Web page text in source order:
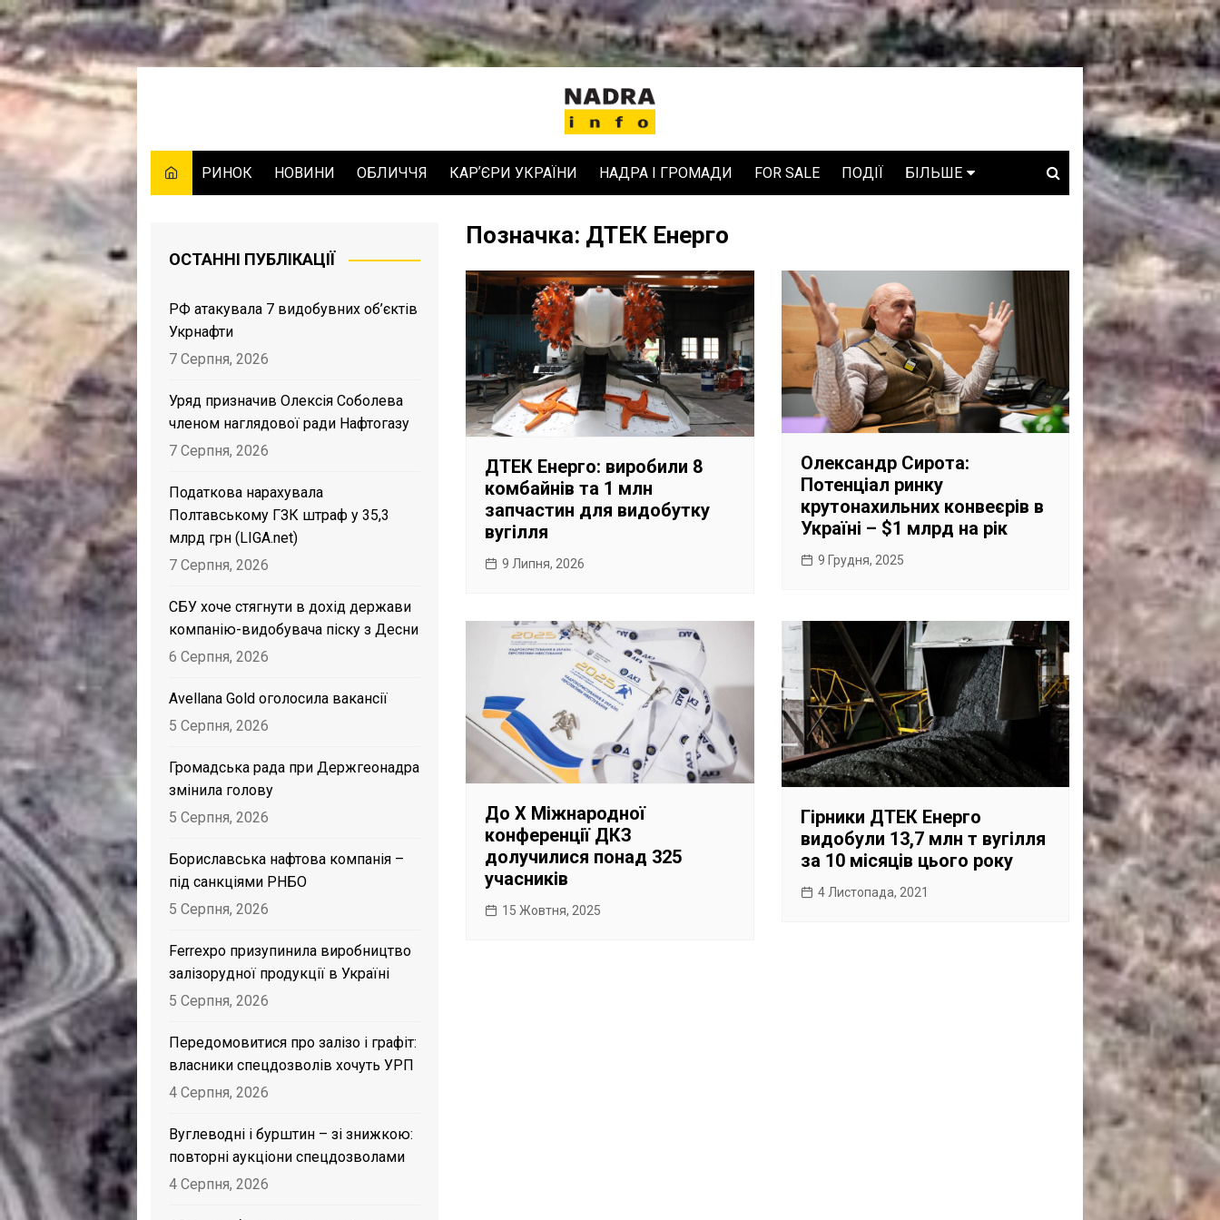
Skip
to
РИНОК НОВИНИ ОБЛИЧЧЯ КАРʼЄРИ УКРАЇНИ НАДРА І ГРОМАДИ FOR SALE ПОДІЇ БІЛЬШЕ
WHO IS WHO
ПРОЗОРІ НАДРА
ГОВОРЯТЬ АСОЦІАЦІЇ
ГОВОРЯТЬ КОМПАНІЇ
КОНФЛІКТНІ НАДРА
САНКЦІЙНІ НАДРА
БЛОГИ
TECHNO
CRITICAL MINERALS
Позначка: ДТЕК Енерго
ДТЕК Енерго: виробили 8
комбайнів та 1 млн
запчастин для видобутку
вугілля
9 Липня, 2026
Олександр Сирота:
Потенціал ринку
крутонахильних конвеєрів в
Україні – $1 млрд на рік
9 Грудня, 2025
До Х Міжнародної
конференції ДКЗ
долучилися понад 325
учасників
15 Жовтня, 2025
Гірники ДТЕК Енерго
видобули 13,7 млн т вугілля
за 10 місяців цього року
4 Листопада, 2021
ОСТАННІ ПУБЛІКАЦІЇ
РФ атакувала 7 видобувних об’єктів
Укрнафти
7 Серпня, 2026
Уряд призначив Олексія Соболева
членом наглядової ради Нафтогазу
7 Серпня, 2026
Податкова нарахувала
Полтавському ГЗК штраф у 35,3
млрд грн (LIGA.net)
7 Серпня, 2026
СБУ хоче стягнути в дохід держави
компанію-видобувача піску з Десни
6 Серпня, 2026
Avellana Gold оголосила вакансії
5 Серпня, 2026
Громадська рада при Держгеонадра
змінила голову
5 Серпня, 2026
Бориславська нафтова компанія –
під санкціями РНБО
5 Серпня, 2026
Ferrexpo призупинила виробництво
залізорудної продукції в Україні
5 Серпня, 2026
Передомовитися про залізо і графіт:
власники спецдозволів хочуть УРП
4 Серпня, 2026
Вуглеводні і бурштин – зі знижкою:
повторні аукціони спецдозволами
4 Серпня, 2026